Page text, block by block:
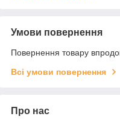
Умови повернення
Повернення товару
Всі умови повернення
Про нас